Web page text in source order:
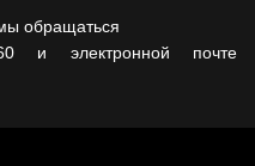
обращаться
и электронной почте